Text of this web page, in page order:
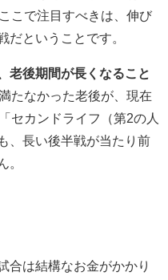
こで注目すべきは、伸び
だということです。
老後期間が長くなること
たなかった老後が、現在
セカンドライフ（第2の人
、長い後半戦が当たり前
。
合は結構なお金がかかり